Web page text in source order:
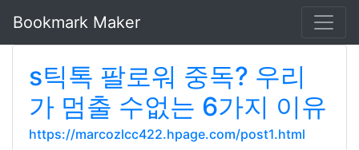
Bookmark Maker
s틱톡 팔로워 중독? 우리
가 멈출 수없는 6가지 이유
https://marcozlcc422.hpage.com/post1.html